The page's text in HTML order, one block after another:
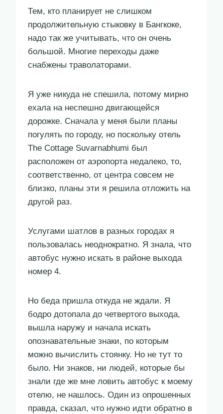
Тем, кто планирует не слишком
продолжительную стыковку в Бангкоке,
надо так же учитывать, что он очень
большой. Многие переходы даже
снабжены траволаторами.
Я уже никуда не спешила, потому мирно
ехала на неспешно двигающейся
дорожке. Сначала у меня были планы
погулять по городу, но поскольку отель
The Cottage Suvarnabhumi был
расположен от аэропорта недалеко, то,
соответственно, от центра совсем не
близко, планы эти я решила отложить на
другой раз.
Услугами шатлов в разных городах я
пользовалась неоднократно. Я знала, что
автобус нужно искать в районе выхода
номер 4.
Но беда пришла откуда не ждали. Я
бодро дотопала до четвертого выхода,
вышла наружу и начала искать
опознавательные знаки, по которым
можно вычислить стоянку. Но не тут то
было. Ни знаков, ни людей, которые бы
знали где же мне ловить автобус к моему
отелю, не нашлось. Один из опрошенных
правда, сказал, что нужно идти обратно в